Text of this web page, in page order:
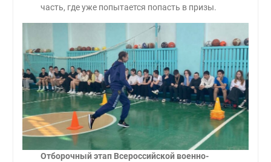
часть, где уже попытается попасть в призы.
Отборочный этап Всероссийской военно-